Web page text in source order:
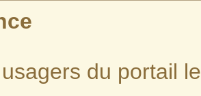
du portail